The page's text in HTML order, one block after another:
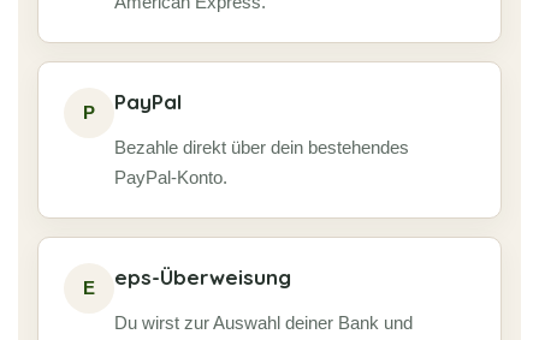
P PayPal
Bezahle direkt über dein bestehendes
PayPal-Konto.
E eps-Überweisung
Du wirst zur Auswahl deiner Bank und